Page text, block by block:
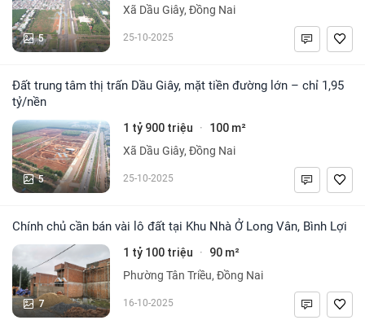
5
Xã Dầu Giây, Đồng Nai
25-10-2025
Đất trung tâm thị trấn Dầu Giây, mặt tiền đường lớn – chỉ 1,95
tỷ/nền
5
1 tỷ 900 triệu · 100 m²
Xã Dầu Giây, Đồng Nai
25-10-2025
Chính chủ cần bán vài lô đất tại Khu Nhà Ở Long Vân, Bình Lợi
7
1 tỷ 100 triệu · 90 m²
Phường Tân Triều, Đồng Nai
16-10-2025